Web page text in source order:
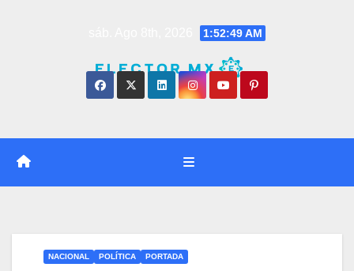
1:52:50 AM
NACIONAL POLÍTICA PORTADA